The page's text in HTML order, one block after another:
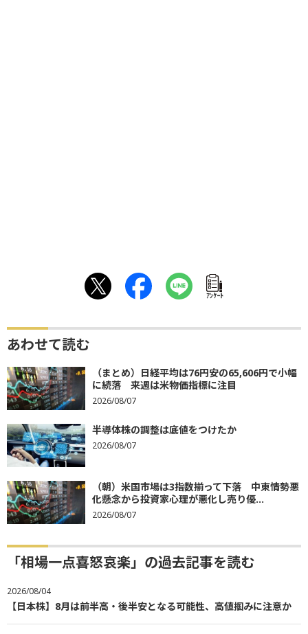
ｱﾝｹｰﾄ
あわせて読む
（まとめ）日経平均は76円安の65,606円で小幅
に続落 来週は米物価指標に注目
2026/08/07
半導体株の調整は底値をつけたか
2026/08/07
（朝）米国市場は3指数揃って下落 中東情勢悪
化懸念から投資家心理が悪化し売り優...
2026/08/07
「相場一点喜怒哀楽」の過去記事を読む
2026/08/04
【日本株】8月は前半高・後半安となる可能性、高値掴みに注意か